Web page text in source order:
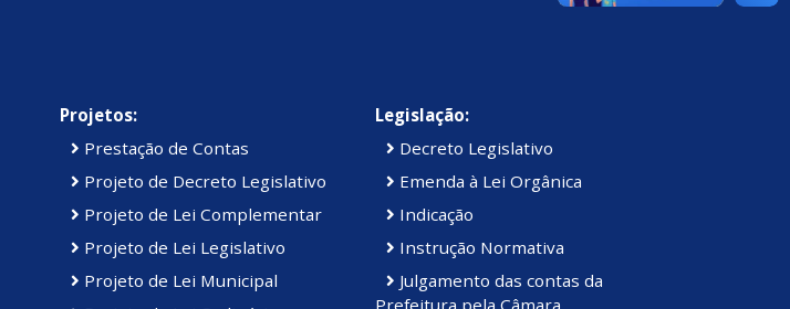
Projetos:
Prestação de Contas
Projeto de Decreto Legislativo
Projeto de Lei Complementar
Projeto de Lei Legislativo
Projeto de Lei Municipal
Legislação:
Decreto Legislativo
Emenda à Lei Orgânica
Indicação
Instrução Normativa
Julgamento das contas da